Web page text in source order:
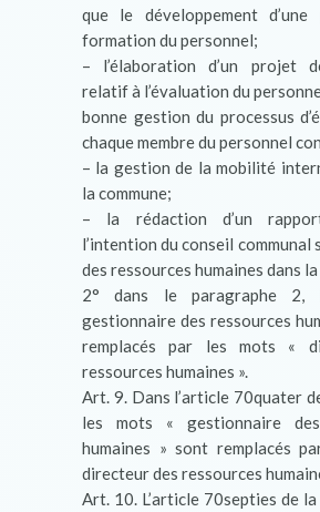
que le développement
formation du personnel;
– l’élaboration d’un projet
relatif à l’évaluation du
bonne gestion du processus
chaque membre du personnel
– la gestion de la mobilité
la commune;
– la rédaction d’un
l’intention du conseil communal
des ressources humaines dans la
2° dans le paragraphe 2,
gestionnaire des ressources
remplacés par les mots «
ressources humaines ».
Art. 9. Dans l’article 70quater
les mots « gestionnaire
humaines » sont remplacés
directeur des ressources
Art. 10. L’article 70septies de